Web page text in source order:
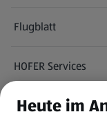
Flugblatt
HOFER Services
Newsletter
Heute im